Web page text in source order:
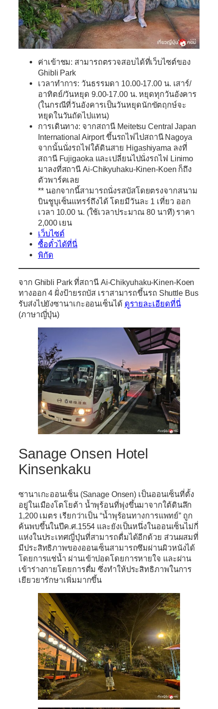
ค่าเข้าชม: สามารถตรวจสอบได้ที่เว็บไซต์ของ
Ghibli Park
เวลาทำการ: วันธรรมดา 10.00-17.00 น. เสาร์/
อาทิตย์/วันหยุด 9.00-17.00 น. หยุดทุกวันอังคาร
(ในกรณีที่วันอังคารเป็นวันหยุดนักขัตฤกษ์จะ
หยุดในวันถัดไปแทน)
การเดินทาง: จากสถานี Meitetsu Central Japan
International Airport ขึ้นรถไฟไปสถานี Nagoya
จากนั้นนั่งรถไฟใต้ดินสาย Higashiyama ลงที่
สถานี Fujigaoka และเปลี่ยนไปนั่งรถไฟ Linimo
มาลงที่สถานี Ai-Chikyuhaku-Kinen-Koen ก็ถึง
ตัวพาร์คเลย
** นอกจากนี้สามารถนั่งรสบัสโดยตรงจากสนาม
บินชูบุเซ็นแทรร์ถึงได้ โดยมีวันละ 1 เที่ยว ออก
เวลา 10.00 น. (ใช้เวลาประมาณ 80 นาที) ราคา
2,000 เยน
เว็บไซต์
ซื้อตั๋วได้ที่นี่
พิกัด
จาก Ghibli Park ที่สถานี Ai-Chikyuhaku-Kinen-Koen
ทางออก 4 ฝั่งป้ายรถบัส เราสามารถขึ้นรถ Shuttle Bus
รับส่งไปยังซานาเกะออนเซ็นได้ ดูรายละเอียดที่นี่
(ภาษาญี่ปุ่น)
Sanage Onsen Hotel
Kinsenkaku
ซานาเกะออนเซ็น (Sanage Onsen) เป็นออนเซ็นที่ตั้ง
อยู่ในเมืองโตโยต้า น้ำพุร้อนที่พุ่งขึ้นมาจากใต้ดินลึก
1,200 เมตร เรียกว่าเป็น “น้ำพุร้อนทางการแพทย์” ถูก
ค้นพบขึ้นในปีค.ศ.1554 และยังเป็นหนึ่งในออนเซ็นไม่กี่
แห่งในประเทศญี่ปุ่นที่สามารถดื่มได้อีกด้วย ส่วนผสมที่
มีประสิทธิภาพของออนเซ็นสามารถซึมผ่านผิวหนังได้
โดยการแช่น้ำ ผ่านเข้าปอดโดยการหายใจ และผ่าน
เข้าร่างกายโดยการดื่ม ซึ่งทำให้ประสิทธิภาพในการ
เยียวยารักษาเพิ่มมากขึ้น